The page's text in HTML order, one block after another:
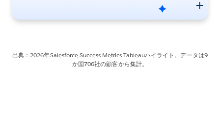
出典：2026年Salesforce Success Metrics Tableauハイライト。データは9
か国706社の顧客から集計。